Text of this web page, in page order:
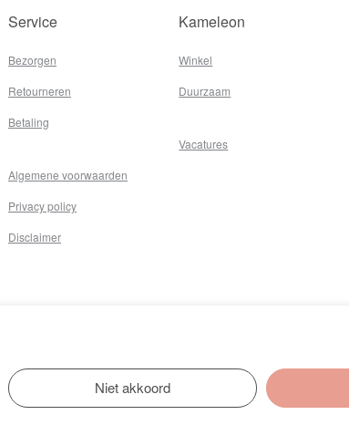
Service
Bezorgen
Retourneren
Betaling
Algemene voorwaarden
Privacy policy
Disclaimer
Kameleon
Winkel
Duurzaam
Vacatures